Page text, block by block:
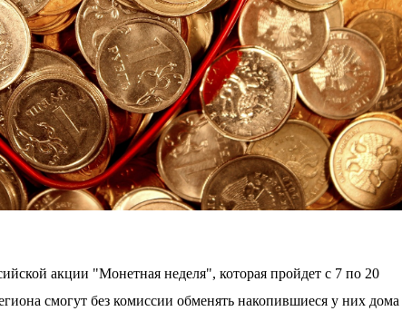
акции "Монетная неделя", которая пройдет с 7 по 20
смогут без комиссии обменять накопившиеся у них дома